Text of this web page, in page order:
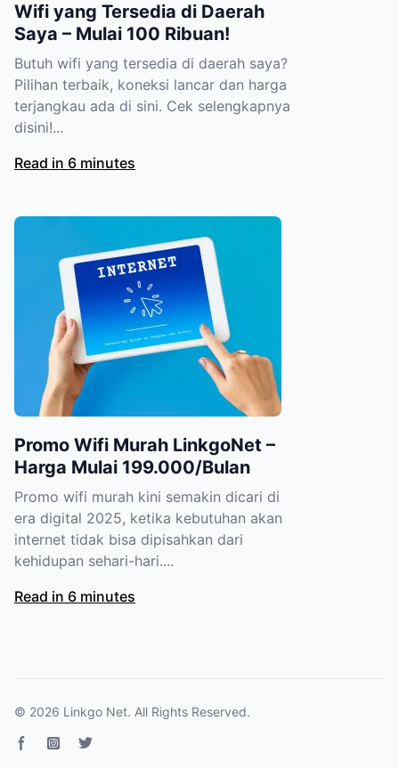
Wifi yang Tersedia di Daerah
Saya – Mulai 100 Ribuan!
Butuh wifi yang tersedia di daerah saya?
Pilihan terbaik, koneksi lancar dan harga
terjangkau ada di sini. Cek selengkapnya
disini!...
Read in 6 minutes
Promo Wifi Murah LinkgoNet –
Harga Mulai 199.000/Bulan
Promo wifi murah kini semakin dicari di
era digital 2025, ketika kebutuhan akan
internet tidak bisa dipisahkan dari
kehidupan sehari-hari....
Read in 6 minutes
© 2026 Linkgo Net. All Rights Reserved.